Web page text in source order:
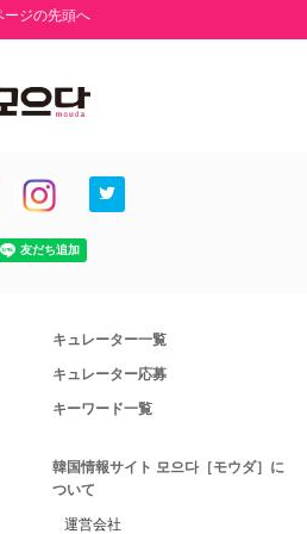
ージの先頭へ
キュレーター一覧
キュレーター応募
キーワード一覧
韓国情報サイト 모으다［モウダ］に
ついて
運営会社